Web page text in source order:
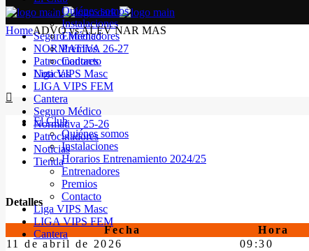
Seguro Médico
NORMATIVA 26-27
Patrocinadores
Noticias
El Club
Quiénes somos
Instalaciones
Horarios Entrenamiento 2024/25
Entrenadores
Premios
Contacto
Liga VIPS Masc
LIGA VIPS FEM
Cantera
Quiénes somos
Instalaciones
Entrenadores
Premios
Contacto
Liga VIPS Masc
LIGA VIPS FEM
Cantera
Seguro Médico
Normativa 25-26
Patrocinadores
Noticias
Tienda
HomeADVO vs ALEV NAR MAS
Detalles
Fecha Hora
11 de abril de 2026
09:30